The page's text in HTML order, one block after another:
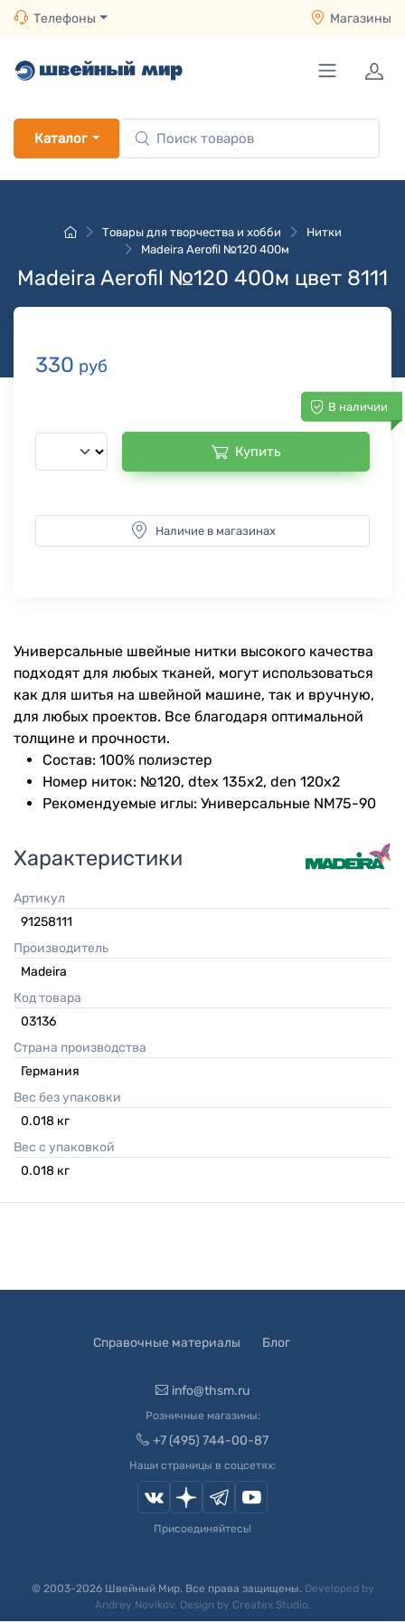
Телефоны Магазины
Каталог
Товары для творчества и хобби
Нитки
Madeira Aerofil №120 400м
Madeira Aerofil №120 400м цвет 8111
330 руб
В наличии
Купить
Наличие в магазинах
Универсальные швейные нитки высокого качества
подходят для любых тканей, могут использоваться
как для шитья на швейной машине, так и вручную,
для любых проектов. Все благодаря оптимальной
толщине и прочности.
Состав: 100% полиэстер
Номер ниток: №120, dtex 135x2, den 120x2
Рекомендуемые иглы: Универсальные NM75-90
Характеристики
Артикул
91258111
Производитель
Madeira
Код товара
03136
Страна производства
Германия
Вес без упаковки
0.018 кг
Вес с упаковкой
0.018 кг
Справочные материалы Блог
info@thsm.ru
Розничные магазины:
+7 (495) 744-00-87
Наши страницы в соцсетях:
Присоединяйтесь!
© 2003-2026Швейный Мир. Все права защищены. Developed by
Andrey Novikov. Design by Createx Studio.